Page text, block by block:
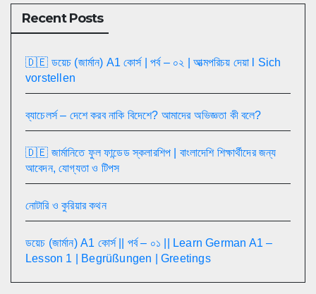
Recent Posts
🇩🇪 ডয়েচ (জার্মান) A1 কোর্স | পর্ব – ০২ | আত্মপরিচয় দেয়া l Sich
vorstellen
ব্যাচেলর্স – দেশে করব নাকি বিদেশে? আমাদের অভিজ্ঞতা কী বলে?
🇩🇪 জার্মানিতে ফুল ফান্ডেড স্কলারশিপ | বাংলাদেশি শিক্ষার্থীদের জন্য
আবেদন, যোগ্যতা ও টিপস
নোটারি ও কুরিয়ার কথন
ডয়েচ (জার্মান) A1 কোর্স || পর্ব – ০১ || Learn German A1 –
Lesson 1 | Begrüßungen | Greetings